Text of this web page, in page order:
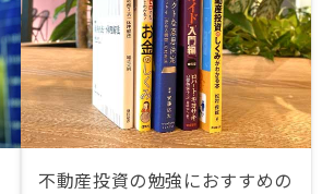
不動産投資の勉強におすすめの